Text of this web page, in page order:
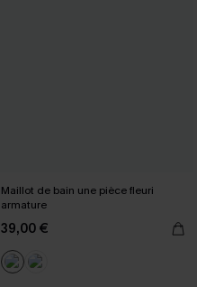
Maillot de bain une pièce fleuri
armature
39,00 €